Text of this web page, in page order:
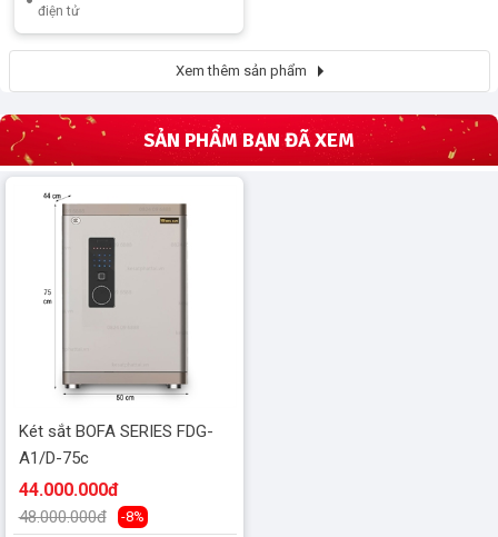
điện tử
Xem thêm sản phẩm
SẢN PHẨM BẠN ĐÃ XEM
Két sắt BOFA SERIES FDG-
A1/D-75c
44.000.000đ
48.000.000đ -8%